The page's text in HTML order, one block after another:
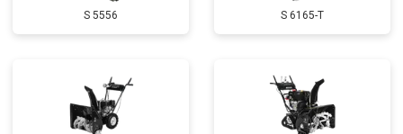
Замена/Pемонт топливопровода от 2900 ₽ Заказать
Замена/Pемонт стартера от 3720 ₽ Заказать
Замена подшипников от 2500 ₽ Заказать
S 5556 S 6165-T